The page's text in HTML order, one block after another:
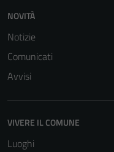
NOVITÀ
Notizie
Comunicati
Avvisi
VIVERE IL COMUNE
Luoghi